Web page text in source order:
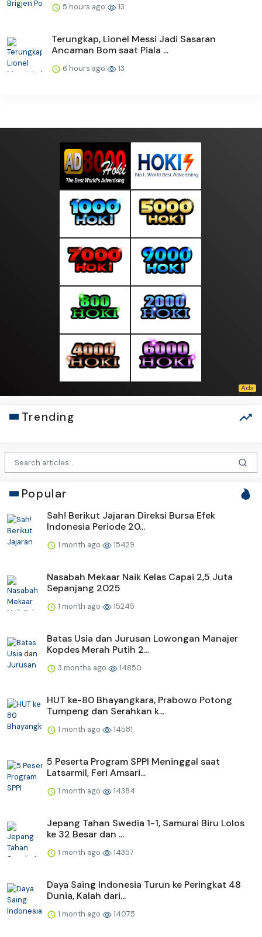
5 hours ago 13
Terungkap, Lionel Messi Jadi Sasaran
Ancaman Bom saat Piala ...
6 hours ago 13
Trending
Popular
Sah! Berikut Jajaran Direksi Bursa Efek
Indonesia Periode 20...
1 month ago 15429
Nasabah Mekaar Naik Kelas Capai 2,5 Juta
Sepanjang 2025
1 month ago 15245
Batas Usia dan Jurusan Lowongan Manajer
Kopdes Merah Putih 2...
3 months ago 14850
HUT ke-80 Bhayangkara, Prabowo Potong
Tumpeng dan Serahkan k...
1 month ago 14581
5 Peserta Program SPPI Meninggal saat
Latsarmil, Feri Amsari...
1 month ago 14384
Jepang Tahan Swedia 1-1, Samurai Biru Lolos
ke 32 Besar dan ...
1 month ago 14357
Daya Saing Indonesia Turun ke Peringkat 48
Dunia, Kalah dari...
1 month ago 14075